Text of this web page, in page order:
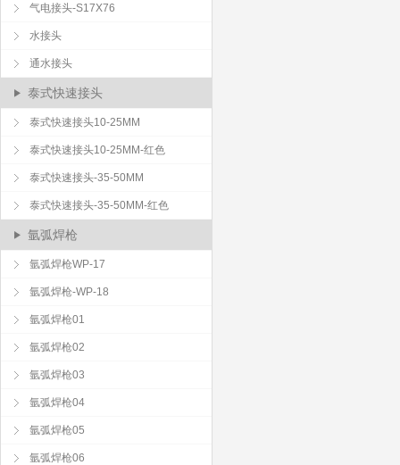
气电接头-S17X76
水接头
通水接头
泰式快速接头
泰式快速接头10-25MM
泰式快速接头10-25MM-红色
泰式快速接头-35-50MM
泰式快速接头-35-50MM-红色
氩弧焊枪
氩弧焊枪WP-17
氩弧焊枪-WP-18
氩弧焊枪01
氩弧焊枪02
氩弧焊枪03
氩弧焊枪04
氩弧焊枪05
氩弧焊枪06